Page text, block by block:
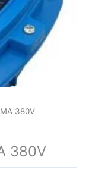
380V
380V